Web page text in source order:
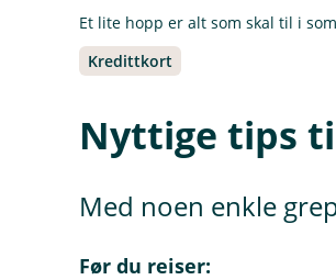
Et lite hopp er alt som skal til i
Kredittkort
Nyttige tips
Med noen enkle
Før du reiser: